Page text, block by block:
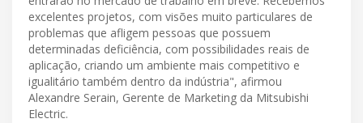
excelentes projetos, com visões muito particulares de
problemas que afligem pessoas que possuem
determinadas deficiência, com possibilidades reais de
aplicação, criando um ambiente mais competitivo e
igualitário também dentro da indústria", afirmou
Alexandre Serain, Gerente de Marketing da Mitsubishi
Electric.